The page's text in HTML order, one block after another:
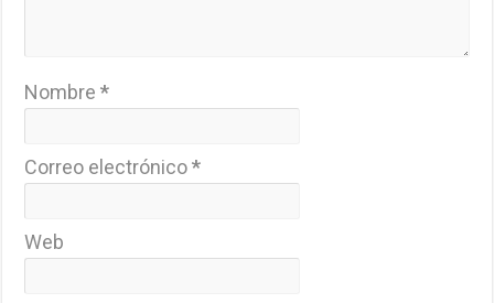
Nombre*
Correo electrónico*
Web